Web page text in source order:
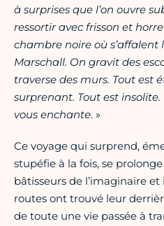
à surprises que l’on ouvre
ressortir avec frisson et
chambre noire où s’affalent
Marschall. On gravit des
traverse des murs. Tout est
surprenant. Tout est insolite.
vous enchante. »
Ce voyage qui surprend,
stupéfie à la fois, se
bâtisseurs de l’imaginaire
routes ont trouvé leur
de toute une vie passée à